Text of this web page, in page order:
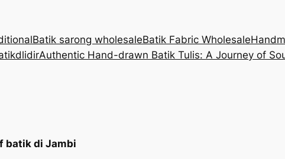
Batik sarong wholesaleBatik Fabric Wholesale
Authentic Hand-drawn Batik Tulis: A Journey of
batik di Jambi